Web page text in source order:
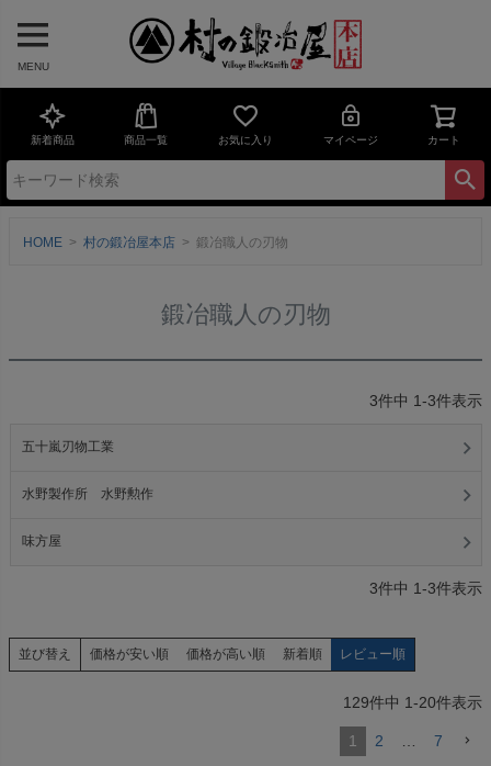
MENU
新着商品 商品一覧 お気に入り マイページ カート
HOME 村の鍛冶屋本店 鍛冶職人の刃物
鍛冶職人の刃物
3件中 1-3件表示
五十嵐刃物工業
水野製作所 水野勲作
味方屋
3件中 1-3件表示
並び替え 価格が安い順 価格が高い順 新着順 レビュー順
129件中 1-20件表示
1 2 7